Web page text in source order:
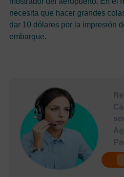
necesita que hacer grandes
dar 10 dólares por la impresión
embarque.